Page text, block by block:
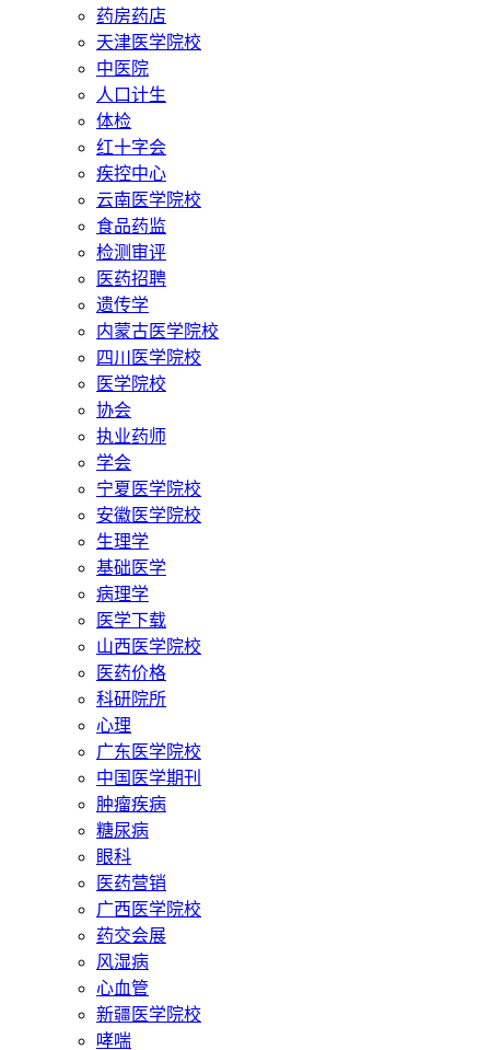
药房药店
天津医学院校
中医院
人口计生
体检
红十字会
疾控中心
云南医学院校
食品药监
检测审评
医药招聘
遗传学
内蒙古医学院校
四川医学院校
医学院校
协会
执业药师
学会
宁夏医学院校
安徽医学院校
生理学
基础医学
病理学
医学下载
山西医学院校
医药价格
科研院所
心理
广东医学院校
中国医学期刊
肿瘤疾病
糖尿病
眼科
医药营销
广西医学院校
药交会展
风湿病
心血管
新疆医学院校
哮喘